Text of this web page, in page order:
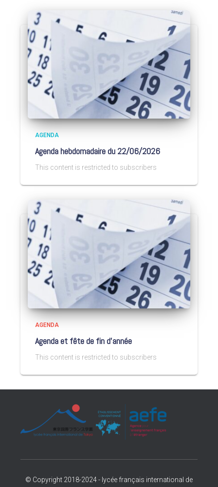
AGENDA
Agenda hebdomadaire du 22/06/2026
This content is restricted to subscribers
AGENDA
Agenda et fête de fin d’année
This content is restricted to subscribers
© Copyright 2018-2024 - lycée français international de